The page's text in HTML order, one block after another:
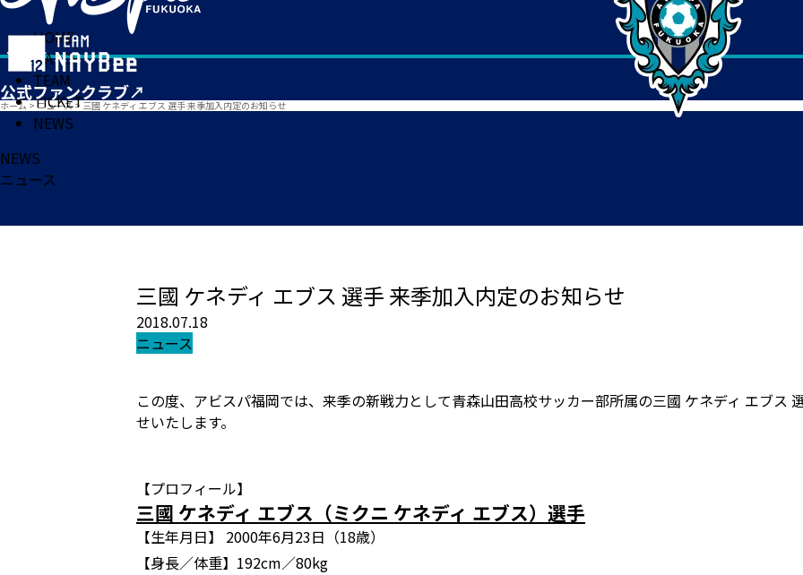
HOME
MATCH
TEAM
TICKET
NEWS
ホーム > ニュース> 三國 ケネディ エブス 選手 来季加入内定のお知らせ
NEWS
ニュース
三國 ケネディ エブス 選手 来季加入内定のお知らせ
2018.07.18
ニュース
この度、アビスパ福岡では、来季の新戦力として青森山田高校サッカー部所属の三國 ケネディ エブス
せいたします。
【プロフィール】
三國 ケネディ エブス（ミクニ ケネディ エブス）選手
【生年月日】
2000年6月23日（18歳）
【身長／体重】 192cm／80kg